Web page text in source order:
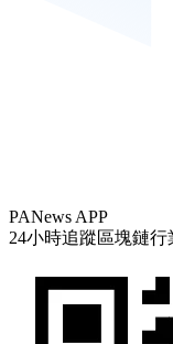
PANews APP
24小時追蹤區塊鏈行